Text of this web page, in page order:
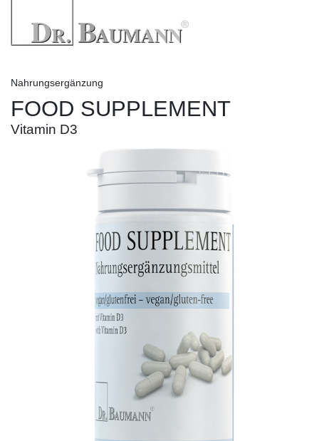
Nahrungsergänzung
FOOD SUPPLEMENT
Vitamin D3